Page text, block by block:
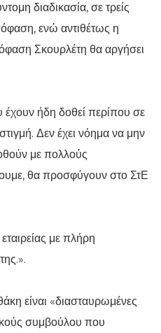
διαδικασία, σε τρείς
ενώ αντιθέτως η
Σκουρλέτη θα αργήσει
έχουν ήδη δοθεί περίπου σε
Δεν έχει νόημα να μην
με πολλούς
θα προσφύγουν στο ΣτΕ
με πλήρη
είναι «διασταυρωμένες
συμβούλου που